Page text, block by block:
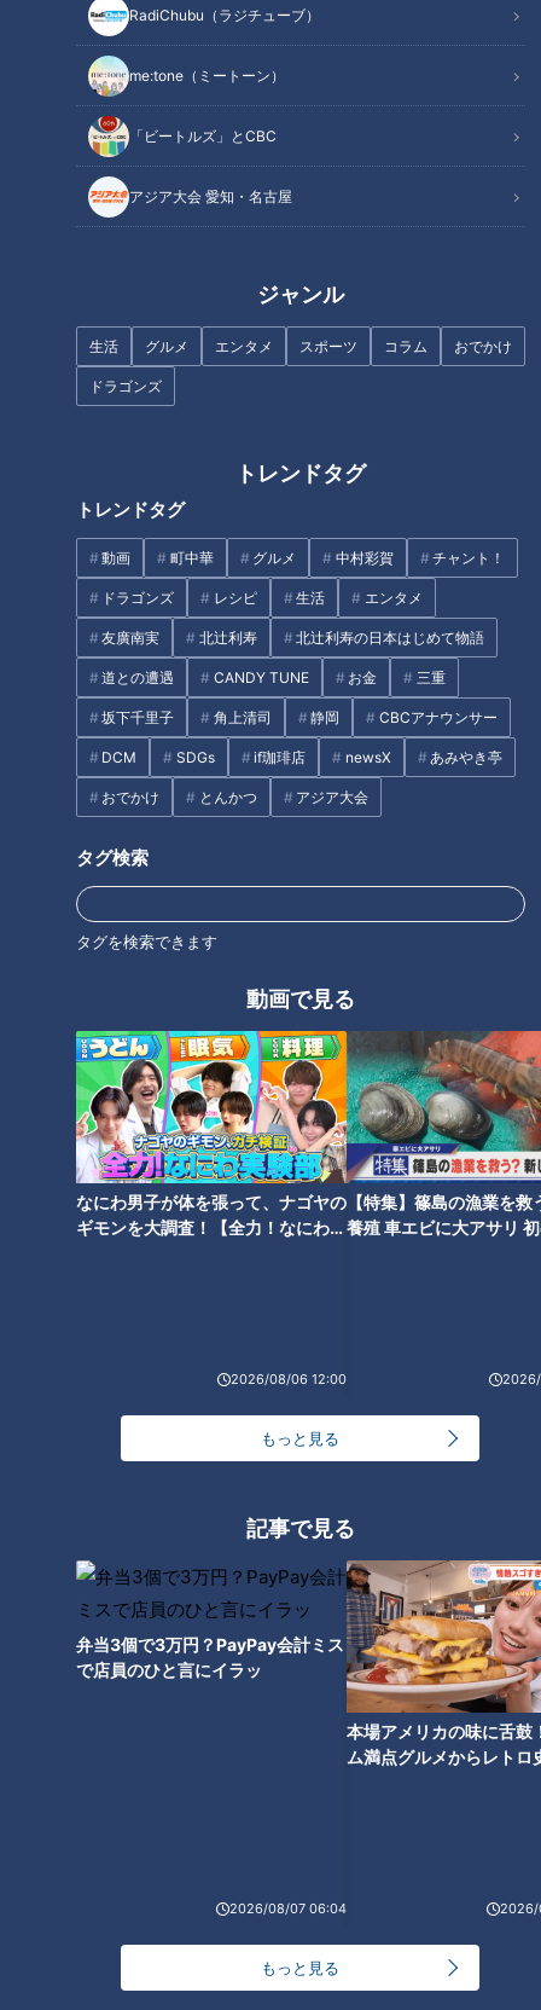
RadiChubu（ラジチューブ）
me:tone（ミートーン）
「ビートルズ」とCBC
アジア大会 愛知・名古屋
ジャンル
生活 グルメ エンタメ スポーツ コラム おでかけ
ドラゴンズ
トレンドタグ
トレンドタグ
動画 町中華 グルメ 中村彩賀 チャント！
ドラゴンズ レシピ 生活 エンタメ
友廣南実 北辻利寿 北辻利寿の日本はじめて物語
道との遭遇 CANDY TUNE お金 三重
坂下千里子 角上清司 静岡 CBCアナウンサー
DCM SDGs if珈琲店 newsX あみやき亭
おでかけ とんかつ アジア大会
タグ検索
タグを検索できます
動画で見る
なにわ男子が体を張って、ナゴヤの
ギモンを大調査！【全力！なにわ実
2026/08/06 12:00
【特集】篠島の漁業を救
養殖 車エビに大アサリ
もっと見る
記事で見る
弁当3個で3万円？PayPay会計ミス
で店員のひと言にイラッ
2026/08/07 06:04
本場アメリカの味に舌鼓
ム満点グルメからレトロ
2026/
もっと見る
「行ける所までは行こう！」 ゴ
ール目前の急斜面に絶望！CBC
友廣アナは“岐阜のマチュピチ
ュ”にたどり着けるのか！？
【チャント！特集】
300匹以上のコイが集まる！？
必死すぎる光景にCBC友廣アナ
もドン引き！熊野・丸山千枚田
加藤愛アナが愛知県美浜町の
「未経験でも簡単に弾ける」
BEGIN考案のギターとは？CBC
友廣アナが人生初の弾き語りに
「関西万博のパビリオンみた
い！」CBC友廣アナが世界遺産
の「鬼ヶ城」に大興奮！自然が
つくりだした絶景とは？
タグ
チャント！ 三重 加藤愛 愛されフード
オススメ関連コンテンツ
「蚊」に刺されないための対策
を体を張って実験 ポイントは
「足のにおい」？
石丸幹二「すごい痩せました
ね！」…世界一楽なスクワッ
ト！？ダイエットのスペシャリ
ストに学ぶ「無理なくやせる方
法」
ーパーで見つけたベテラン主婦
肌だけではダメ！？夏の外出
は“目の日焼け”に要注意！目の
紫外線対策もご紹介
ランキング